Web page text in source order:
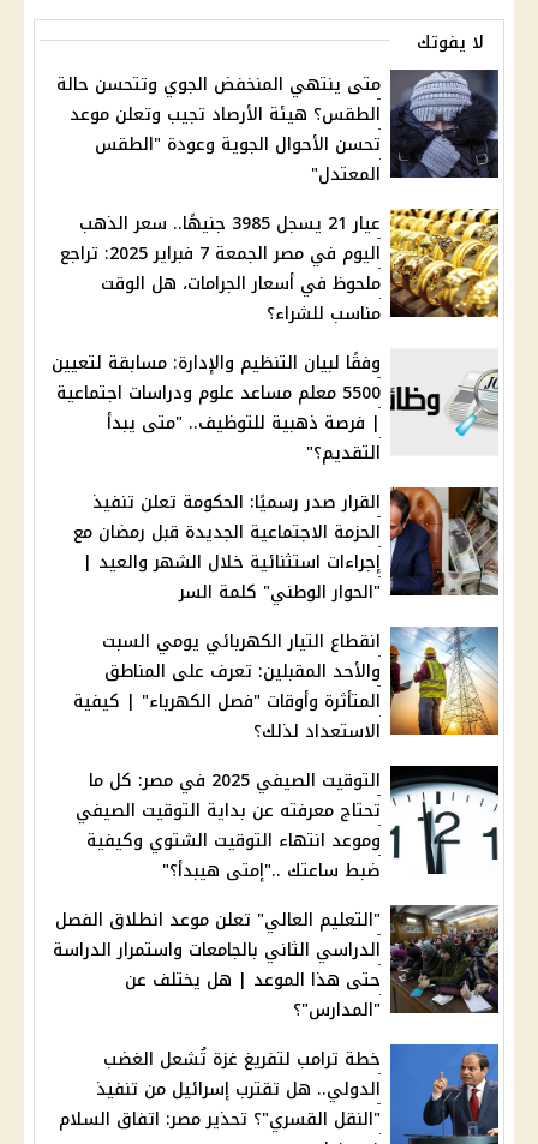
لا يفوتك
متى ينتهي المنخفض الجوي وتتحسن حالة
الطقس؟ هيئة الأرصاد تجيب وتعلن موعد
تحسن الأحوال الجوية وعودة "الطقس
المعتدل"
عيار 21 يسجل 3985 جنيهًا.. سعر الذهب
اليوم في مصر الجمعة 7 فبراير 2025: تراجع
ملحوظ في أسعار الجرامات، هل الوقت
مناسب للشراء؟
وفقًا لبيان التنظيم والإدارة: مسابقة لتعيين
5500 معلم مساعد علوم ودراسات اجتماعية
| فرصة ذهبية للتوظيف.. "متى يبدأ
التقديم؟"
القرار صدر رسميًا: الحكومة تعلن تنفيذ
الحزمة الاجتماعية الجديدة قبل رمضان مع
إجراءات استثنائية خلال الشهر والعيد |
"الحوار الوطني" كلمة السر
انقطاع التيار الكهربائي يومي السبت
والأحد المقبلين: تعرف على المناطق
المتأثرة وأوقات "فصل الكهرباء" | كيفية
الاستعداد لذلك؟
التوقيت الصيفي 2025 في مصر: كل ما
تحتاج معرفته عن بداية التوقيت الصيفي
وموعد انتهاء التوقيت الشتوي وكيفية
ضبط ساعتك .."إمتى هيبدأ؟"
"التعليم العالي" تعلن موعد انطلاق الفصل
الدراسي الثاني بالجامعات واستمرار الدراسة
حتى هذا الموعد | هل يختلف عن
"المدارس"؟
خطة ترامب لتفريغ غزة تُشعل الغضب
الدولي.. هل تقترب إسرائيل من تنفيذ
"النقل القسري"؟ تحذير مصر: اتفاق السلام